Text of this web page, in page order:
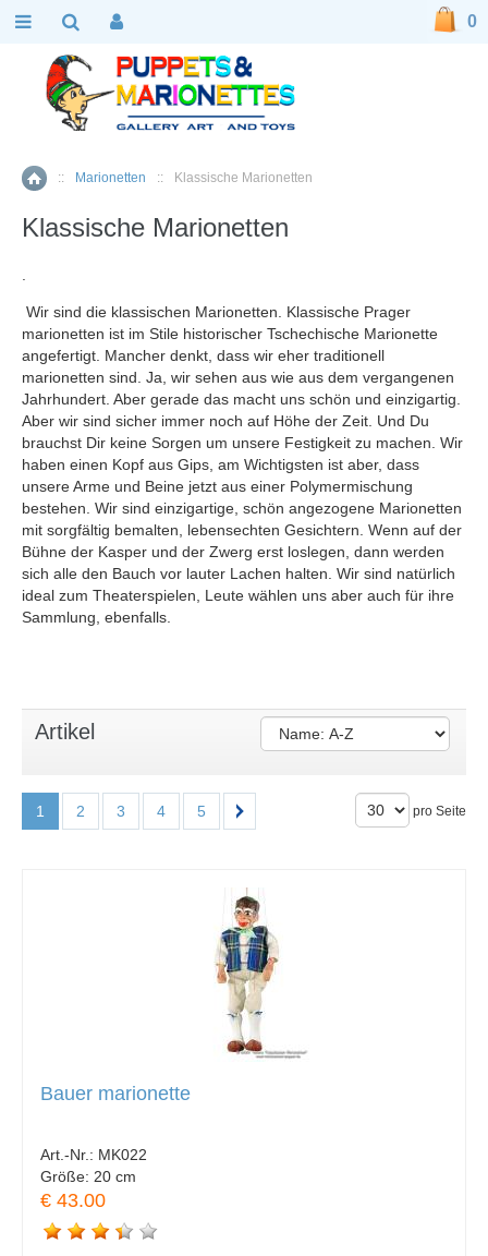
Home
:: Marionetten :: Klassische Marionetten
Klassische Marionetten
Wir sind die klassischen Marionetten. Klassische Prager
marionetten ist im Stile historischer Tschechische Marionette
angefertigt. Mancher denkt, dass wir eher traditionell
marionetten sind. Ja, wir sehen aus wie aus dem vergangenen
Jahrhundert. Aber gerade das macht uns schön und einzigartig.
Aber wir sind sicher immer noch auf Höhe der Zeit. Und Du
brauchst Dir keine Sorgen um unsere Festigkeit zu machen. Wir
haben einen Kopf aus Gips, am Wichtigsten ist aber, dass
unsere Arme und Beine jetzt aus einer Polymermischung
bestehen. Wir sind einzigartige, schön angezogene Marionetten
mit sorgfältig bemalten, lebensechten Gesichtern. Wenn auf der
Bühne der Kasper und der Zwerg erst loslegen, dann werden
sich alle den Bauch vor lauter Lachen halten. Wir sind natürlich
ideal zum Theaterspielen, Leute wählen uns aber auch für ihre
Sammlung, ebenfalls.
Artikel
1 2 3 4 5 pro Seite
Bauer marionette
Art.-Nr.: MK022
Größe: 20 cm
€ 43.00
0